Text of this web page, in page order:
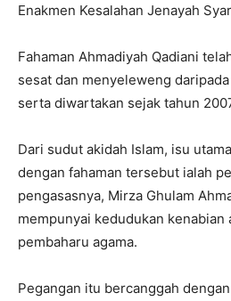
Enakmen Kesalahan Jenayah
Fahaman Ahmadiyah Qadiani
sesat dan menyeleweng
serta diwartakan sejak tahun
Dari sudut akidah Islam, isu
dengan fahaman tersebut ialah
pengasasnya, Mirza Ghulam
mempunyai kedudukan kenabian
pembaharu agama.
Pegangan itu bercanggah